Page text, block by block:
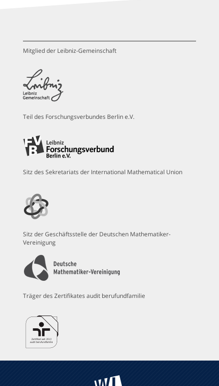
Mitglied der Leibniz-Gemeinschaft
Teil des Forschungsverbundes Berlin e.V.
Sitz des Sekretariats der International Mathematical Union
Sitz der Geschäftsstelle der Deutschen Mathematiker-
Vereinigung
Träger des Zertifikates audit berufundfamilie